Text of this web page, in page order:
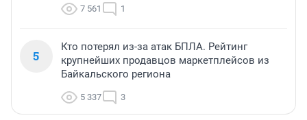
7 561 1
5
Кто потерял из-за атак БПЛА. Рейтинг
крупнейших продавцов маркетплейсов из
Байкальского региона
5 337 3